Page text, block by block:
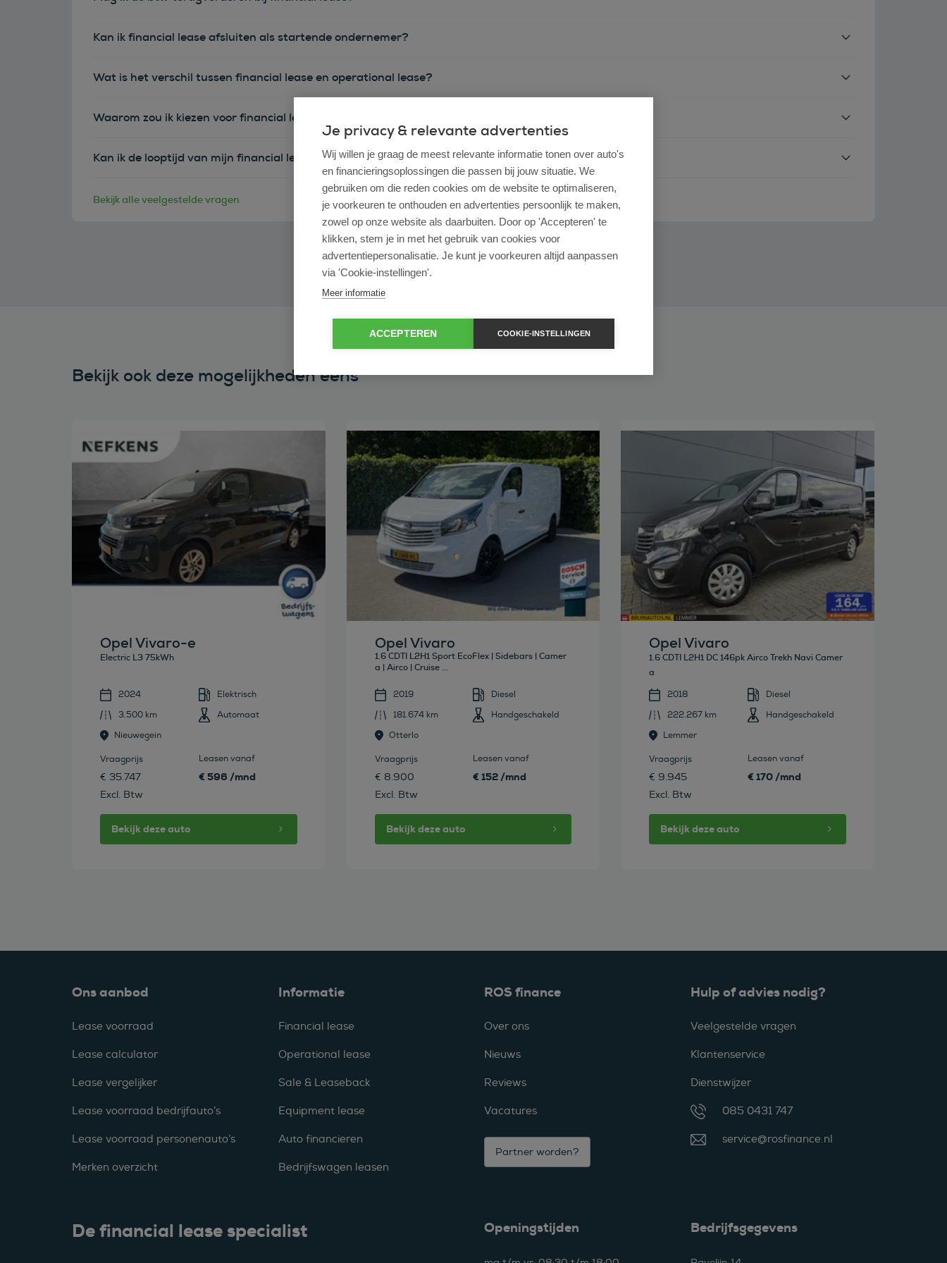
Kan ik financial lease afsluiten als startende ondernemer?
Wat is het verschil tussen financial lease en operational lease?
Waarom zou ik kiezen voor financial lease bij ROS Finance?
Kan ik de looptijd van mijn financial leasecontract zelf bepalen?
Bekijk alle veelgestelde vragen
Bekijk ook deze mogelijkheden eens
Bekijk deze auto
Opel Vivaro-e
Electric L3 75kWh
2024
Elektrisch
3.500 km
Automaat
Nieuwegein
Vraagprijs
€ 35.747
Excl. Btw
Leasen vanaf
€ 596 /mnd
Bekijk deze auto
Bekijk deze auto
Opel Vivaro
1.6 CDTI L2H1 Sport EcoFlex | Sidebars | Camer
a | Airco | Cruise ...
2019
Diesel
181.674 km
Handgeschakeld
Otterlo
Vraagprijs
€ 8.900
Excl. Btw
Leasen vanaf
€ 152 /mnd
Bekijk deze auto
Opel Vivaro
1.6 CDTI L2H1 DC 146pk Airco Trekh Navi Camer
a
2018
Diesel
222.267 km
Handgeschakeld
Lemmer
Vraagprijs
€ 9.945
Excl. Btw
Leasen vanaf
€ 170 /mnd
Bekijk deze auto
Ons aanbod
Lease voorraad
Lease calculator
Lease vergelijker
Lease voorraad bedrijfauto’s
Lease voorraad personenauto’s
Merken overzicht
Informatie
Financial lease
Operational lease
Sale & Leaseback
Equipment lease
Auto financieren
Bedrijfswagen leasen
ROS finance
Over ons
Nieuws
Reviews
Vacatures
Partner worden?
Hulp of advies nodig?
Veelgestelde vragen
Klantenservice
Dienstwijzer
085 0431 747
service@rosfinance.nl
De financial lease specialist Openingstijden Bedrijfsgegevens
Je privacy & relevante advertenties
Wij willen je graag de meest relevante informatie tonen over auto's
en financieringsoplossingen die passen bij jouw situatie. We
gebruiken om die reden cookies om de website te optimaliseren,
je voorkeuren te onthouden en advertenties persoonlijk te maken,
zowel op onze website als daarbuiten. Door op 'Accepteren' te
klikken, stem je in met het gebruik van cookies voor
advertentiepersonalisatie. Je kunt je voorkeuren altijd aanpassen
via 'Cookie-instellingen'.
Meer informatie
ACCEPTEREN COOKIE-INSTELLINGEN